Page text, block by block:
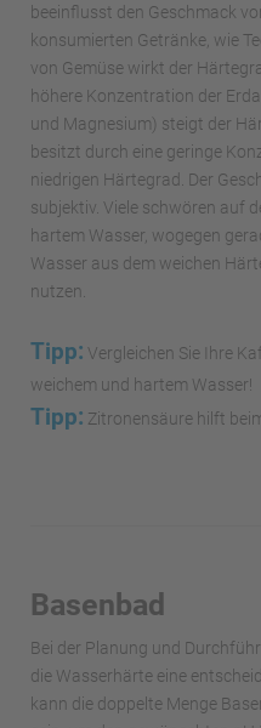
beeinflusst den Geschmack
konsumierten Getränke, wie
von Gemüse wirkt der
höhere Konzentration der
und Magnesium) steigt der
besitzt durch eine geringe
niedrigen Härtegrad. Der
subjektiv. Viele schwören auf
hartem Wasser, wogegen
Wasser aus dem weichen
nutzen.
Tipp: Vergleichen Sie Ihre
weichem und hartem Wasser!
Tipp: Zitronensäure hilft
Basenbad
Bei der Planung und
die Wasserhärte eine
kann die doppelte Menge